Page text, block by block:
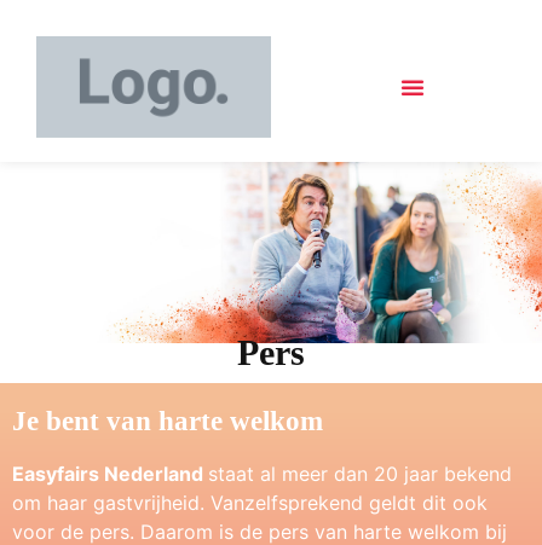
Pers
Je bent van harte welkom
Easyfairs Nederland staat al meer dan 20 jaar bekend
om haar gastvrijheid. Vanzelfsprekend geldt dit ook
voor de pers. Daarom is de pers van harte welkom bij